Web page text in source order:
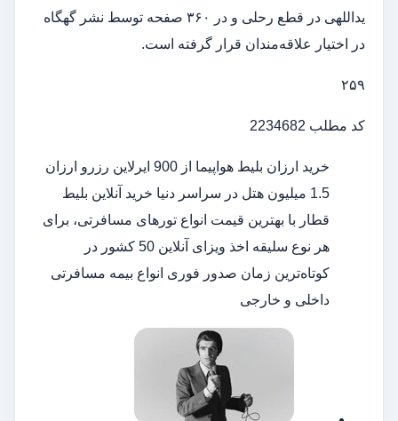
یداللهی در قطع رحلی و در ۳۶۰ صفحه توسط نشر گهگاه
در اختیار علاقه‌مندان قرار گرفته است.
۲۵۹
کد مطلب 2234682
خرید ارزان بلیط هواپیما از 900 ایرلاین رزرو ارزان
1.5 میلیون هتل در سراسر دنیا خرید آنلاین بلیط
قطار با بهترین قیمت انواع تورهای مسافرتی، برای
هر نوع سلیقه اخذ ویزای آنلاین 50 کشور در
کوتاه‌ترین زمان صدور فوری انواع بیمه مسافرتی
داخلی و خارجی